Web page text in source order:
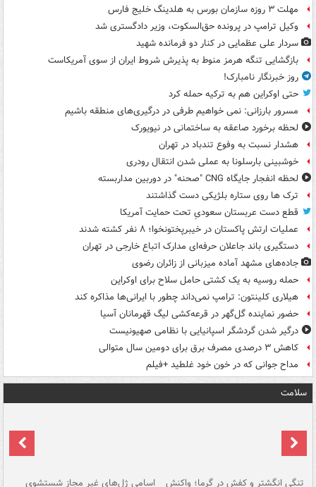
مهلت ۳ روزه سازمان بورس به هلدینگ خلیج فارس
وکیل ترامپ در پرونده حق‌السکوت، وزیر دادگستری شد
سردار علی عظمایی در کنار دو فرمانده شهید
بازگشایی تنگه هرمز منوط به پذیرش شروط ایران از سوی آمریکاست
روز خبرنگار نامبارک!
حتی اوکراین هم به ترکیه حمله کرد
مسرور بارزانی: نمی خواهیم طرفی در درگیری‌های منطقه باشیم
لحظه برخورد صاعقه به ساختمانی در نیویورک
هشدار نسبت به وفوع تندباد در تهران
خوشبینی بارسلونا به عملی شدن انتقال رودری
لحظه انفجار جایگاه CNG "صحنه" در دوربین مداربسته
ترک ها روی ستاره بلژیکی دست گذاشتند
قطع دست عربستان سعودیِ تحت حمایت آمریکا
عملیات ارتش پاکستان در خیبرپختونخوا؛ ۸ نفر کشته شدند
دستگیری باند جاعلان حرفه‌ای مدارک اتباع خارجی در تهران
جاده‌های مشهد آماده میزبانی از زائران رضوی
حمله روسیه به یک کشتی حامل سلاح برای اوکراین
هیلاری کلینتون: ترامپ نمی‌داند چطور با ایرانی‌ها مذاکره کند
حضور نماینده گل‌گهر در قرعه‌کشی لیگ قهرمانان آسیا
درگیر شدن گردشگر اسپانیایی با نظامی صهیونیست
کاهش ۳ درصدی مصرف برق برای دومین سال متوالی
مداح جوانی که در خون خود غلطید +فیلم
سلامت
تنگی انگشتر و کفش در گرما؛ واکنش اسامی ژل‌های غیر مجاز شستشوی